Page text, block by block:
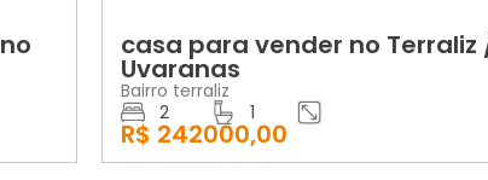
casa para vender no Terraliz /
Uvaranas
Bairro terraliz
2
R$ 242000,00